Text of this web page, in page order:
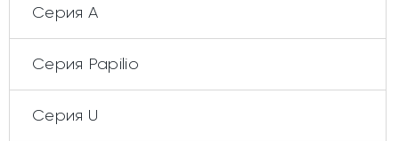
Серия А
Cерия Papilio
Серия U